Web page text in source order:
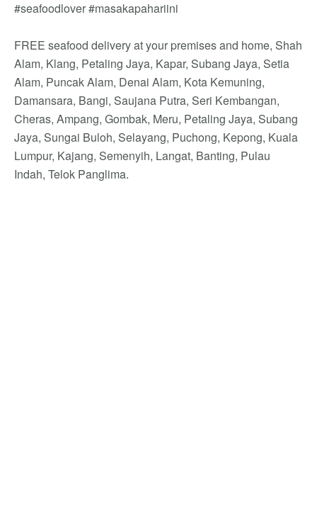
#seafoodlover #masakapahariini
FREE seafood delivery at your premises and home, Shah
Alam, Klang, Petaling Jaya, Kapar, Subang Jaya, Setia
Alam, Puncak Alam, Denai Alam, Kota Kemuning,
Damansara, Bangi, Saujana Putra, Seri Kembangan,
Cheras, Ampang, Gombak, Meru, Petaling Jaya, Subang
Jaya, Sungai Buloh, Selayang, Puchong, Kepong, Kuala
Lumpur, Kajang, Semenyih, Langat, Banting, Pulau
Indah, Telok Panglima.